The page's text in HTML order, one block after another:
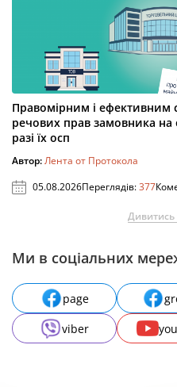
Правомірним і ефективним
речових прав замовника на
разі їх осп
Автор:Лента от Протокола
05.08.2026Переглядів:377
Дивитись
Ми в соціальних
page
viber